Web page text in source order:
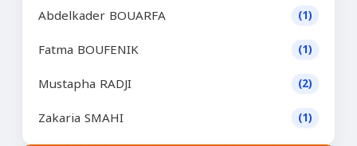
Abdelkader BOUARFA (1)
Fatma BOUFENIK (1)
Mustapha RADJI (2)
Zakaria SMAHI (1)